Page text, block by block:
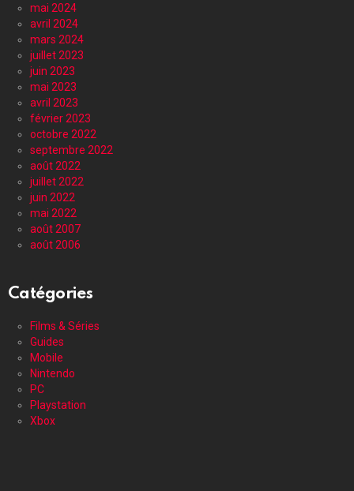
mai 2024
avril 2024
mars 2024
juillet 2023
juin 2023
mai 2023
avril 2023
février 2023
octobre 2022
septembre 2022
août 2022
juillet 2022
juin 2022
mai 2022
août 2007
août 2006
Catégories
Films & Séries
Guides
Mobile
Nintendo
PC
Playstation
Xbox